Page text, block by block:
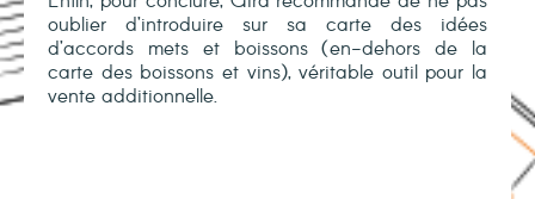
oublier d’introduire sur sa carte des idées
d’accords mets et boissons (en-dehors de la
carte des boissons et vins), véritable outil pour la
vente additionnelle.